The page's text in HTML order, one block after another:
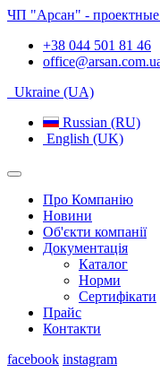
ЧП "Арсан" - проектные
+38 044 501 81 46
Ukraine (UA)
Russian (RU)
English (UK)
Про Компанію
Новини
Об'єкти компанії
Документація
Каталог
Норми
Сертифікати
Прайс
Контакти
facebook instagram